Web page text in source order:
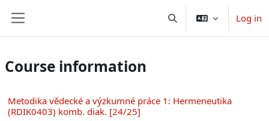
Toggle search inputLog in
Course information
Metodika vědecké a výzkumné práce 1: Hermeneutika
(RDIK0403) komb. diak. [24/25]